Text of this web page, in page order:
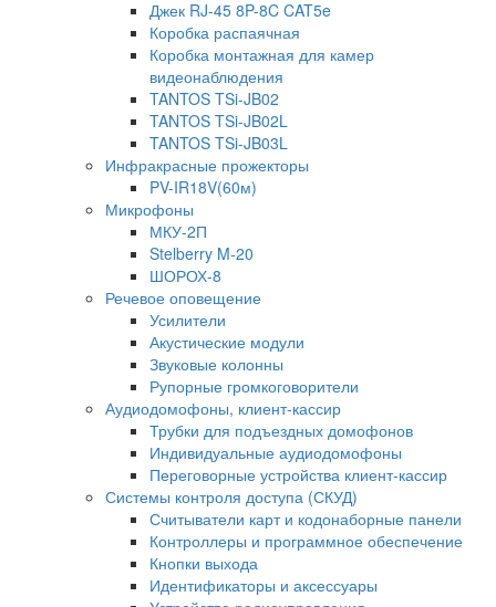
Джек RJ-45 8P-8C CAT5e
Коробка распаячная
Коробка монтажная для камер
видеонаблюдения
TANTOS TSi-JB02
TANTOS TSi-JB02L
TANTOS TSi-JB03L
Инфракрасные прожекторы
PV-IR18V(60м)
Микрофоны
МКУ-2П
Stelberry M-20
ШОРОХ-8
Речевое оповещение
Усилители
Акустические модули
Звуковые колонны
Рупорные громкоговорители
Аудиодомофоны, клиент-кассир
Трубки для подъездных домофонов
Индивидуальные аудиодомофоны
Переговорные устройства клиент-кассир
Системы контроля доступа (СКУД)
Считыватели карт и кодонаборные панели
Контроллеры и программное обеспечение
Кнопки выхода
Идентификаторы и аксессуары